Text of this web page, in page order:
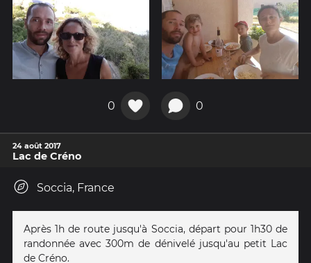
0 0
24 août 2017
Lac de Créno
Soccia, France
Après 1h de route jusqu'à Soccia, départ pour 1h30 de
randonnée avec 300m de dénivelé jusqu'au petit Lac
de Créno.